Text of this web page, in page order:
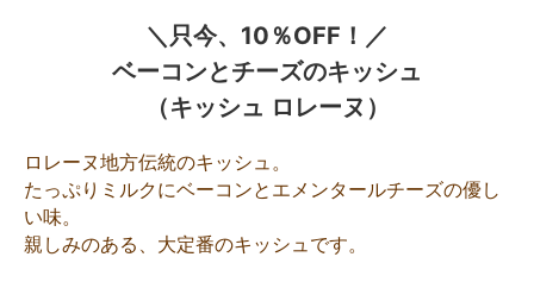
＼只今、10％OFF！／
ベーコンとチーズのキッシュ
（キッシュ ロレーヌ）
ロレーヌ地方伝統のキッシュ。
たっぷりミルクにベーコンとエメンタールチーズの優し
い味。
親しみのある、大定番のキッシュです。